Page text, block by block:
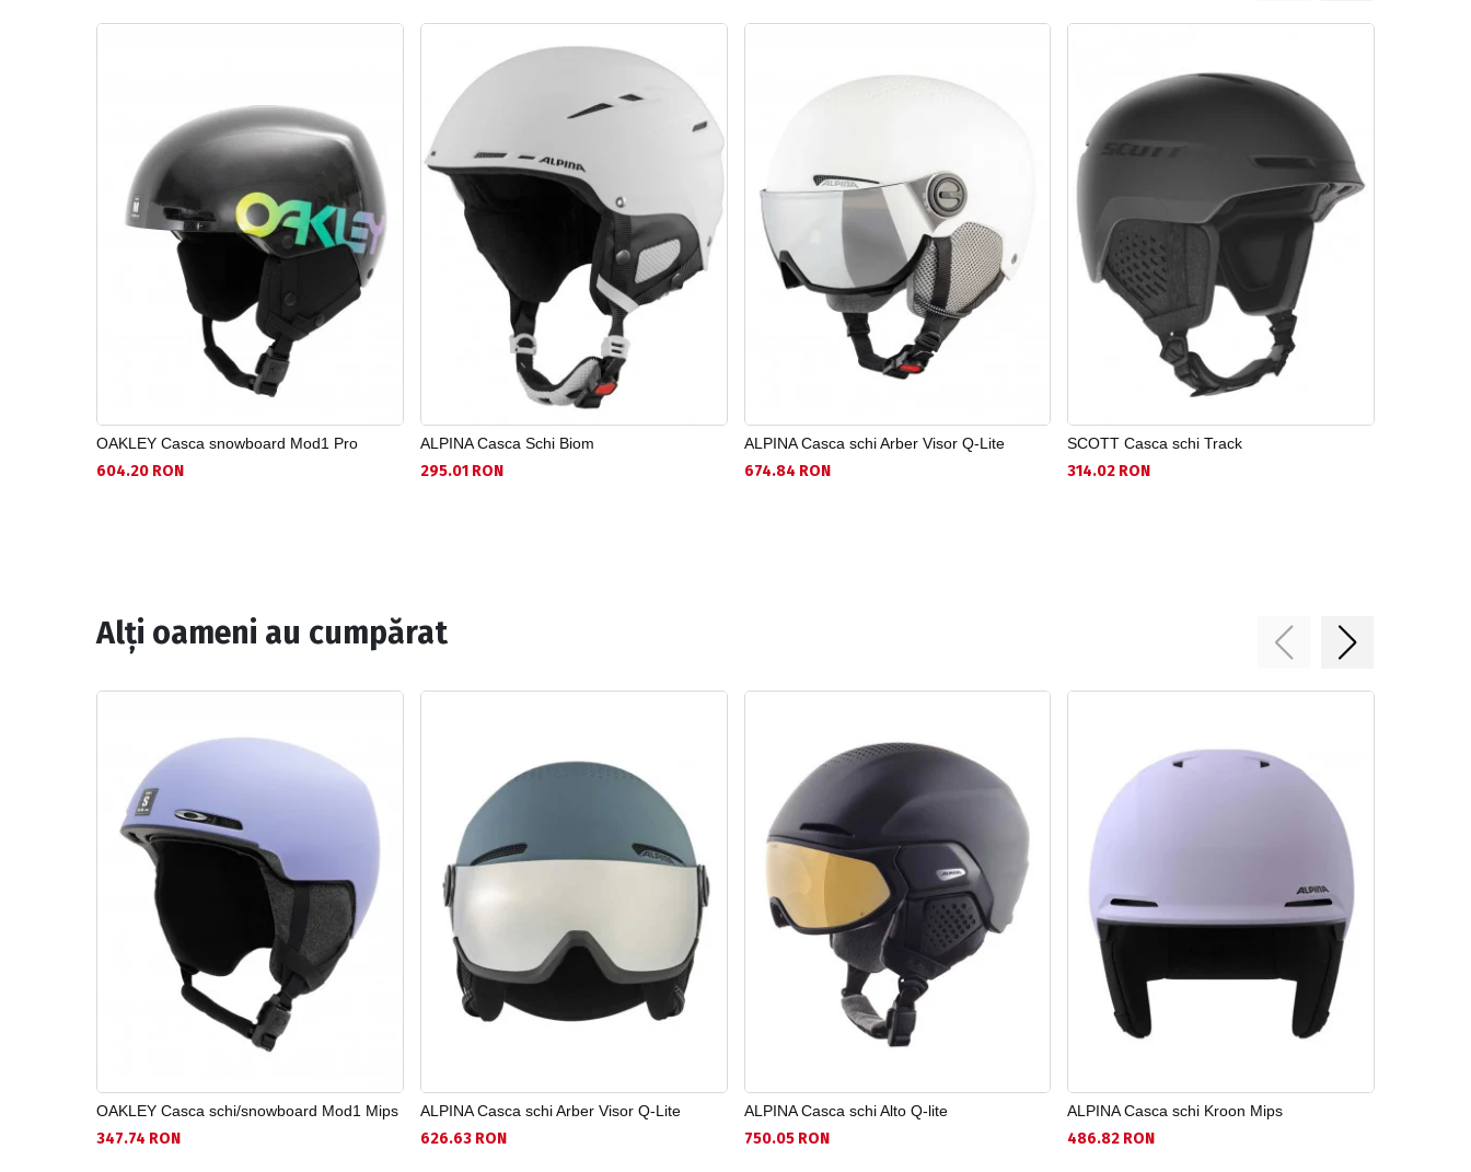
OAKLEY Casca snowboard Mod1 Pro
604.20 RON
ALPINA Casca Schi Biom
295.01 RON
ALPINA Casca schi Arber Visor Q-Lite
674.84 RON
SCOTT Casca schi Track
314.02 RON
Alți oameni au cumpărat
OAKLEY Casca schi/snowboard Mod1 Mips
347.74 RON
ALPINA Casca schi Arber Visor Q-Lite
626.63 RON
ALPINA Casca schi Alto Q-lite
750.05 RON
ALPINA Casca schi Kroon Mips
486.82 RON